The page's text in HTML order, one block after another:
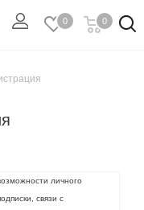
0 0
личного
связи с